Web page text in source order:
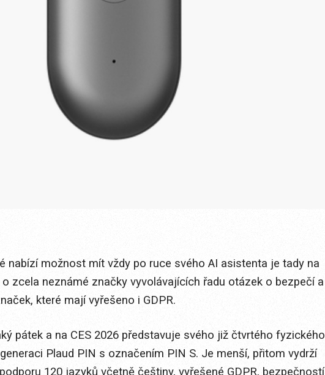
nabízí možnost mít vždy po ruce svého AI asistenta je tady na
o zcela neznámé značky vyvolávajících řadu otázek o bezpečí a
které mají vyřešeno i GDPR.
pátek a na CES 2026 představuje svého již čtvrtého fyzického
Plaud PIN s označením PIN S. Je menší, přitom vydrží
120 jazyků včetně češtiny, vyřešené GDPR, bezpečností